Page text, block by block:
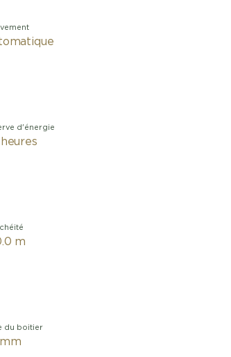
d'énergie
m
du boitier